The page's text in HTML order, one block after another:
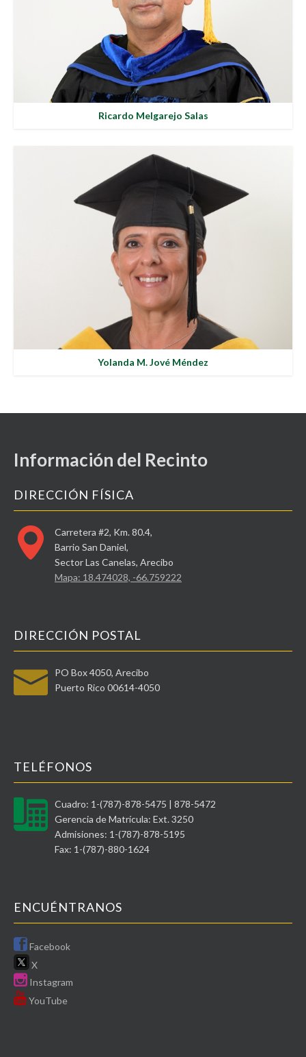
Ricardo Melgarejo Salas
Yolanda M. Jové Méndez
Información del Recinto
DIRECCIÓN FÍSICA
Carretera #2, Km. 80.4,
Barrio San Daniel,
Sector Las Canelas, Arecibo
Mapa: 18.474028, -66.759222
DIRECCIÓN POSTAL
PO Box 4050, Arecibo
Puerto Rico 00614-4050
TELÉFONOS
Cuadro: 1-(787)-878-5475 | 878-5472
Gerencia de Matrícula: Ext. 3250
Admisiones: 1-(787)-878-5195
Fax: 1-(787)-880-1624
ENCUÉNTRANOS
Facebook
X
Instagram
YouTube